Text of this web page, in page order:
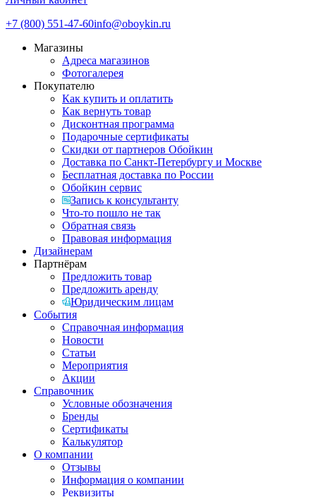
+7 (800) 551-47-60info@oboykin.ru
Магазины
Адреса магазинов
Фотогалерея
Покупателю
Как купить и оплатить
Как вернуть товар
Дисконтная программа
Подарочные сертификаты
Скидки от партнеров Обойкин
Доставка по Санкт-Петербургу и Москве
Бесплатная доставка по России
Обойкин сервис
Запись к консультанту
Что-то пошло не так
Обратная связь
Правовая информация
Дизайнерам
Партнёрам
Предложить товар
Предложить аренду
Юридическим лицам
События
Справочная информация
Новости
Статьи
Мероприятия
Акции
Справочник
Условные обозначения
Бренды
Сертификаты
Калькулятор
О компании
Отзывы
Информация о компании
Реквизиты